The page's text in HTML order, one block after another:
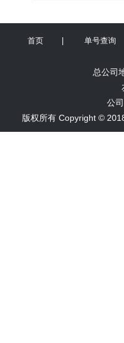
首页 单号查询
总公司
公
版权所有 Copyright ©